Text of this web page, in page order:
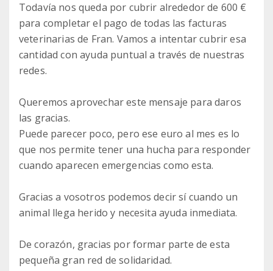
Todavía nos queda por cubrir alrededor de 600 €
para completar el pago de todas las facturas
veterinarias de Fran. Vamos a intentar cubrir esa
cantidad con ayuda puntual a través de nuestras
redes.
Queremos aprovechar este mensaje para daros
las gracias.
Puede parecer poco, pero ese euro al mes es lo
que nos permite tener una hucha para responder
cuando aparecen emergencias como esta.
Gracias a vosotros podemos decir sí cuando un
animal llega herido y necesita ayuda inmediata.
De corazón, gracias por formar parte de esta
pequeña gran red de solidaridad.